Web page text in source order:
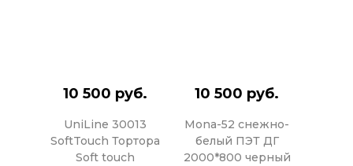
10 500 руб.
UniLine 30013
SoftTouch Тортора
Soft touch
10 500 руб.
Mona-52 снежно-
белый ПЭТ ДГ
2000*800 черный